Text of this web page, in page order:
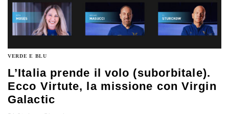
VERDE E BLU
L’Italia prende il volo (suborbitale).
Ecco Virtute, la missione con Virgin
Galactic